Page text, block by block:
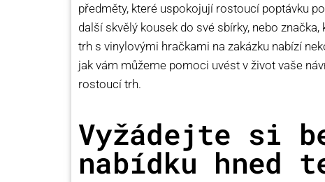
předměty, které uspokojují rostoucí poptávku
další skvělý kousek do své sbírky, nebo
trh s vinylovými hračkami na zakázku nabízí
jak vám můžeme pomoci uvést v život vaše
rostoucí trh.
Vyžádejte si
nabídku hned